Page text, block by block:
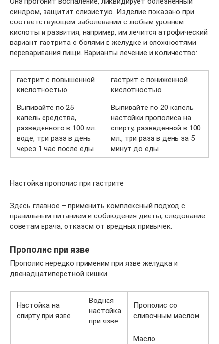
синдром, защитит слизистую. Изделие показано при
соответствующем заболевании с любым уровнем
кислоты и развития, например, им лечится атрофический
вариант гастрита с болями в желудке и сложностями
переваривания пищи. Варианты лечение и количество:
гастрит с повышенной
кислотностью
гастрит с пониженной
кислотностью
Выпивайте по 25
капель средства,
разведенного в 100 мл.
воде, три раза в день
через 1 час после еды
Выпивайте по 20 капель
настойки прополиса на
спирту, разведенной в 100
мл., три раза в день за 5
минут до еды
Настойка прополис при гастрите
Здесь главное – применить комплексный подход с
правильным питанием и соблюдения диеты, следование
советам врача, отказом от вредных привычек.
Прополис при язве
Прополис нередко применим при язве желудка и
двенадцатиперстной кишки.
Настойка на
спирту при язве
Водная
настойка
при язве
Прополис со
сливочным маслом
Масло